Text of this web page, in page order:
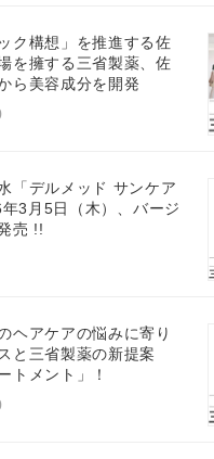
ク構想」を推進する佐
を擁する三省製薬、佐
ら美容成分を開発
「デルメッド サンケア
3月5日（木）、バージ
売 !!
ヘアケアの悩みに寄り
と三省製薬の新提案
トメント」！